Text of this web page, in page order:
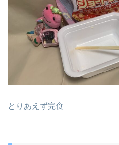
とりあえず完食